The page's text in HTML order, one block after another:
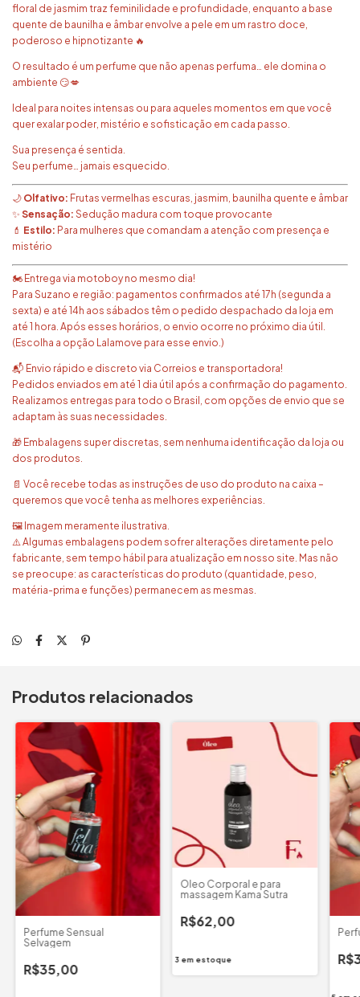
floral de jasmim traz feminilidade e profundidade, enquanto a base
quente de baunilha e âmbar envolve a pele em um rastro doce,
poderoso e hipnotizante 🔥
O resultado é um perfume que não apenas perfuma… ele domina o
ambiente 😏💋
Ideal para noites intensas ou para aqueles momentos em que você
quer exalar poder, mistério e sofisticação em cada passo.
Sua presença é sentida.
Seu perfume… jamais esquecido.
🌙 Olfativo: Frutas vermelhas escuras, jasmim, baunilha quente e âmbar
✨ Sensação: Sedução madura com toque provocante
💄 Estilo: Para mulheres que comandam a atenção com presença e
mistério
🏍️ Entrega via motoboy no mesmo dia!
Para Suzano e região: pagamentos confirmados até 17h (segunda a
sexta) e até 14h aos sábados têm o pedido despachado da loja em
até 1 hora. Após esses horários, o envio ocorre no próximo dia útil.
(Escolha a opção Lalamove para esse envio.)
📬 Envio rápido e discreto via Correios e transportadora!
Pedidos enviados em até 1 dia útil após a confirmação do pagamento.
Realizamos entregas para todo o Brasil, com opções de envio que se
adaptam às suas necessidades.
🎁 Embalagens super discretas, sem nenhuma identificação da loja ou
dos produtos.
📄 Você recebe todas as instruções de uso do produto na caixa –
queremos que você tenha as melhores experiências.
🖼️ Imagem meramente ilustrativa.
⚠️ Algumas embalagens podem sofrer alterações diretamente pelo
fabricante, sem tempo hábil para atualização em nosso site. Mas não
se preocupe: as características do produto (quantidade, peso,
matéria-prima e funções) permanecem as mesmas.
Produtos relacionados
Perfume Sensual
Selvagem
R$35,00
Óleo Corporal e para
massagem Kama Sutra
R$62,00
3 em estoque